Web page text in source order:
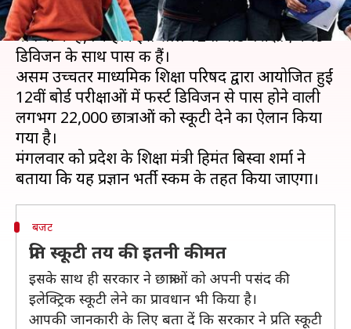
असम सरकार ने राज्य की उन छात्राओं को स्कूटी देने की
घोषणा की है, जिन्होंने इस साल 12वीं बोर्ड परीक्षाएं फर्स्ट
डिविजन के साथ पास की हैं।
असम उच्चतर माध्यमिक शिक्षा परिषद द्वारा आयोजित हुईं
12वीं बोर्ड परीक्षाओं में फर्स्ट डिविजन से पास होने वाली
लगभग 22,000 छात्राओं को स्कूटी देने का ऐलान किया
गया है।
मंगलवार को प्रदेश के शिक्षा मंत्री हिमंत बिस्वा शर्मा ने
बजट
प्रति स्कूटी तय की इतनी कीमत
इसके साथ ही सरकार ने छात्राओं को अपनी पसंद की
इलेक्ट्रिक स्कूटी लेने का प्रावधान भी किया है।
आपकी जानकारी के लिए बता दें कि सरकार ने प्रति स्कूटी